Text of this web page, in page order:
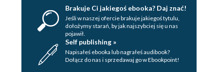
Brakuje Ci jakiegoś ebooka? Daj znać!
Jeśli w naszej ofercie brakuje jakiegoś tytulu,
dołożymy starań, by jak najszybciej się u nas
pojawił.
Self publishing »
Napisałeś ebooka lub nagrałeś audibook?
Dołącz do nas i sprzedawaj go w Ebookpoint!